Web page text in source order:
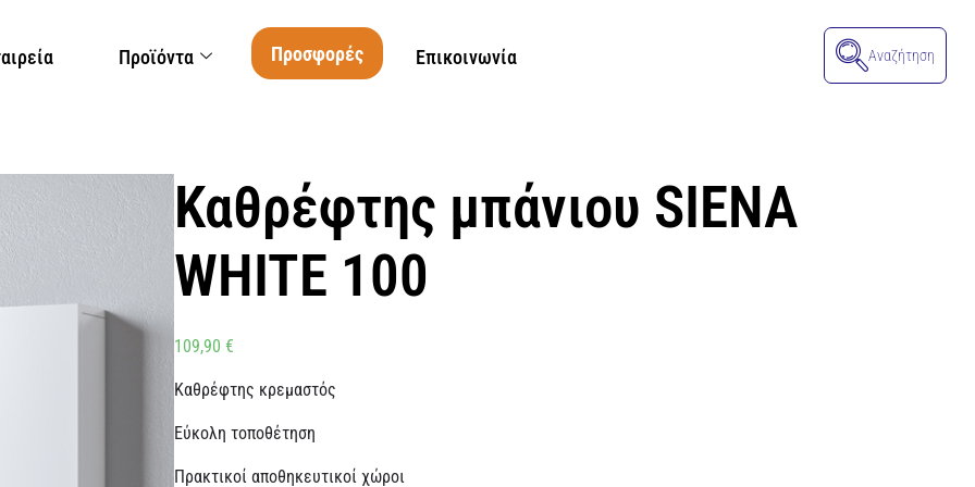
Προϊόντα Προσφορές Επικοινωνία Αναζήτηση
Καθρέφτης μπάνιου SIENA
WHITE 100
109,90€
Καθρέφτης κρεμαστός
Εύκολη τοποθέτηση
Πρακτικοί αποθηκευτικοί χώροι